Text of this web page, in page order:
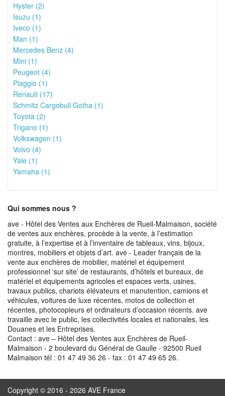
Hyster (2)
Isuzu (1)
Iveco (1)
Man (1)
Mercedes Benz (4)
Mini (1)
Peugeot (4)
Piaggio (1)
Renault (17)
Schmitz Cargobull Gotha (1)
Toyota (2)
Trigano (1)
Volkswagen (1)
Volvo (4)
Yale (1)
Yamaha (1)
Qui sommes nous ?
ave - Hôtel des Ventes aux Enchères de Rueil-Malmaison, société
de ventes aux enchères, procède à la vente, à l’estimation
gratuite, à l’expertise et à l’inventaire de tableaux, vins, bijoux,
montres, mobiliers et objets d’art. ave - Leader français de la
vente aux enchères de mobilier, matériel et équipement
professionnel ‘sur site’ de restaurants, d’hôtels et bureaux, de
matériel et équipements agricoles et espaces verts, usines,
travaux publics, chariots élévateurs et manutention, camions et
véhicules, voitures de luxe récentes, motos de collection et
récentes, photocopieurs et ordinateurs d’occasion récents. ave
travaille avec le public, les collectivités locales et nationales, les
Douanes et les Entreprises.
Contact : ave – Hôtel des Ventes aux Enchères de Rueil-
Malmaison - 2 boulevard du Général de Gaulle - 92500 Rueil
Malmaison tél : 01 47 49 36 26 - fax : 01 47 49 65 26.
Copyright © 2016 - 2026 AVE France